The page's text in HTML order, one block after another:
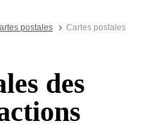
postales
Cartes postales
des